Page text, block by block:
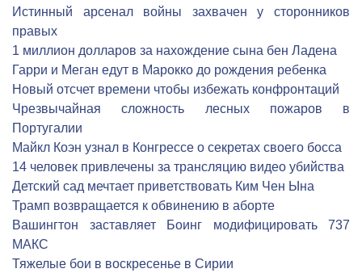
Истинный арсенал войны захвачен у сторонников
правых
1 миллион долларов за нахождение сына бен Ладена
Гарри и Меган едут в Марокко до рождения ребенка
Новый отсчет времени чтобы избежать конфронтаций
Чрезвычайная сложность лесных пожаров в
Португалии
Майкл Коэн узнал в Конгрессе о секретах своего босса
14 человек привлечены за трансляцию видео убийства
Детский сад мечтает приветствовать Ким Чен Ына
Трамп возвращается к обвинению в аборте
Вашингтон заставляет Боинг модифицировать 737
МАКС
Тяжелые бои в воскресенье в Сирии